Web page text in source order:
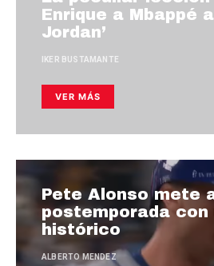
Enrique a Mbappé
Jordan’
IKER BUSTAMANTE
VER MÁS
Pete Alonso mete
postemporada con
histórico
ALBERTO MENDEZ